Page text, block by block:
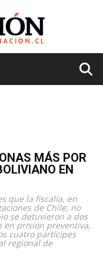
MÁS POR
EN
que la fiscalía, en
de Chile, no
se detuvieron a dos
en prisión preventiva,
cuatro partícipes
regional de